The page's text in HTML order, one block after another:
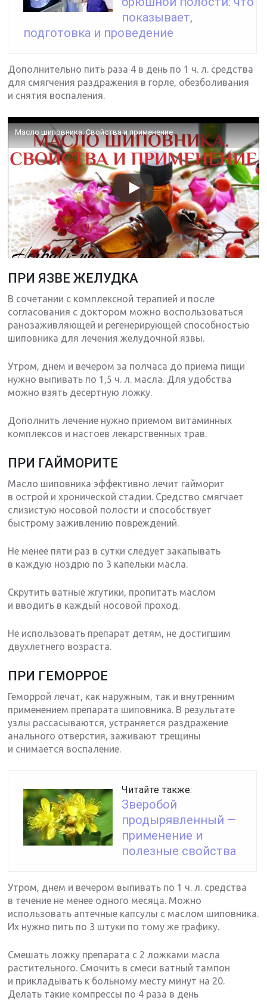
показывает,
подготовка и проведение
Дополнительно пить раза 4 в день по 1 ч. л. средства
для смягчения раздражения в горле, обезболивания
и снятия воспаления.
Масло шиповника. Свойства и применение
ПРИ ЯЗВЕ ЖЕЛУДКА
В сочетании с комплексной терапией и после
согласования с доктором можно воспользоваться
ранозаживляющей и регенерирующей способностью
шиповника для лечения желудочной язвы.
Утром, днем и вечером за полчаса до приема пищи
нужно выпивать по 1,5 ч. л. масла. Для удобства
можно взять десертную ложку.
Дополнить лечение нужно приемом витаминных
комплексов и настоев лекарственных трав.
ПРИ ГАЙМОРИТЕ
Масло шиповника эффективно лечит гайморит
в острой и хронической стадии. Средство смягчает
слизистую носовой полости и способствует
быстрому заживлению повреждений.
Не менее пяти раз в сутки следует закапывать
в каждую ноздрю по 3 капельки масла.
Скрутить ватные жгутики, пропитать маслом
и вводить в каждый носовой проход.
Не использовать препарат детям, не достигшим
двухлетнего возраста.
ПРИ ГЕМОРРОЕ
Геморрой лечат, как наружным, так и внутренним
применением препарата шиповника. В результате
узлы рассасываются, устраняется раздражение
анального отверстия, заживают трещины
и снимается воспаление.
Читайте также:
Зверобой
продырявленный —
применение и
полезные свойства
Утром, днем и вечером выпивать по 1 ч. л. средства
в течение не менее одного месяца. Можно
использовать аптечные капсулы с маслом шиповника.
Их нужно пить по 3 штуки по тому же графику.
Смешать ложку препарата с 2 ложками масла
растительного. Смочить в смеси ватный тампон
и прикладывать к больному месту минут на 20.
Делать такие компрессы по 4 раза в день